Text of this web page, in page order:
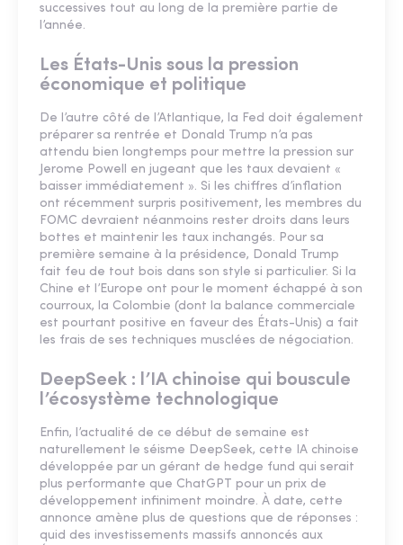
successives tout au long de la première partie de
l’année.
Les États-Unis sous la pression
économique et politique
De l’autre côté de l’Atlantique, la Fed doit également
préparer sa rentrée et Donald Trump n’a pas
attendu bien longtemps pour mettre la pression sur
Jerome Powell en jugeant que les taux devaient «
baisser immédiatement ». Si les chiffres d’inflation
ont récemment surpris positivement, les membres du
FOMC devraient néanmoins rester droits dans leurs
bottes et maintenir les taux inchangés. Pour sa
première semaine à la présidence, Donald Trump
fait feu de tout bois dans son style si particulier. Si la
Chine et l’Europe ont pour le moment échappé à son
courroux, la Colombie (dont la balance commerciale
est pourtant positive en faveur des États-Unis) a fait
les frais de ses techniques musclées de négociation.
DeepSeek : l’IA chinoise qui bouscule
l’écosystème technologique
Enfin, l’actualité de ce début de semaine est
naturellement le séisme DeepSeek, cette IA chinoise
développée par un gérant de hedge fund qui serait
plus performante que ChatGPT pour un prix de
développement infiniment moindre. À date, cette
annonce amène plus de questions que de réponses :
quid des investissements massifs annoncés aux